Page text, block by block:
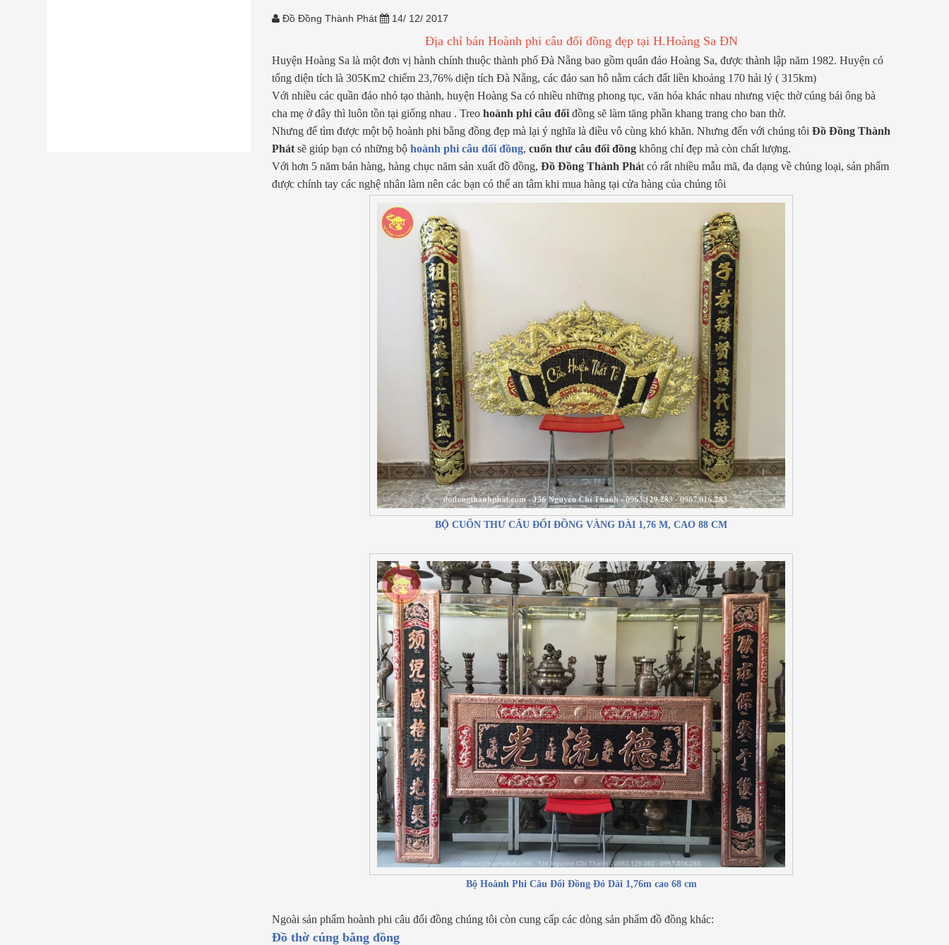
mà là báu vật
Tại Đồ Đồng
Đồ Đồng Thành Phát 14/ 12/ 2017
Địa chỉ bán Hoành phi câu đối đồng đẹp tại H.Hoàng Sa ĐN
Huyện Hoàng Sa là một đơn vị hành chính thuộc thành phố Đà Nẵng bao gồm quân đảo Hoàng Sa, được thành lập năm 1982. Huyện có
tổng diện tích là 305Km2 chiếm 23,76% diện tích Đà Nẵng, các đảo san hô nằm cách đất liền khoảng 170 hải lý ( 315km)
Với nhiều các quần đảo nhỏ tạo thành, huyện Hoàng Sa có nhiều những phong tục, văn hóa khác nhau nhưng việc thờ cúng bái ông bà
cha mẹ ở đây thì luôn tồn tại giống nhau . Treo hoành phi câu đốiđồng sẽ làm tăng phần khang trang cho ban thờ.
Nhưng để tìm được một bộ hoành phi bằng đồng đẹp mà lại ý nghĩa là điều vô cùng khó khăn. Nhưng đến với chúng tôi Đồ Đồng Thành
Phátsẽ giúp bạn có những bộhoành phi câu đối đồng, cuốn thư câu đối đồngkhông chỉ đẹp mà còn chất lượng.
Với hơn 5 năm bán hàng, hàng chục năm sản xuất đồ đồng, Đồ Đồng Thành Phát có rất nhiều mẫu mã, đa dạng về chủng loại, sản phẩm
được chính tay các nghệ nhân làm nên các bạn có thể an tâm khi mua hàng tại cửa hàng của chúng tôi
BỘ CUỐN THƯ CÂU ĐỐI ĐỒNG VÀNG DÀI 1,76 M, CAO 88 CM
Bộ Hoành Phi Câu Đối Đồng Đỏ Dài 1,76m cao 68 cm
Ngoài sản phẩm hoành phi câu đối đồng chúng tôi còn cung cấp các dòng sản phẩm đồ đồng khác:
Đồ thờ cúng bằng đồng